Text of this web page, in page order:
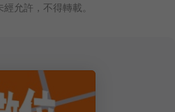
允許，不得轉載。